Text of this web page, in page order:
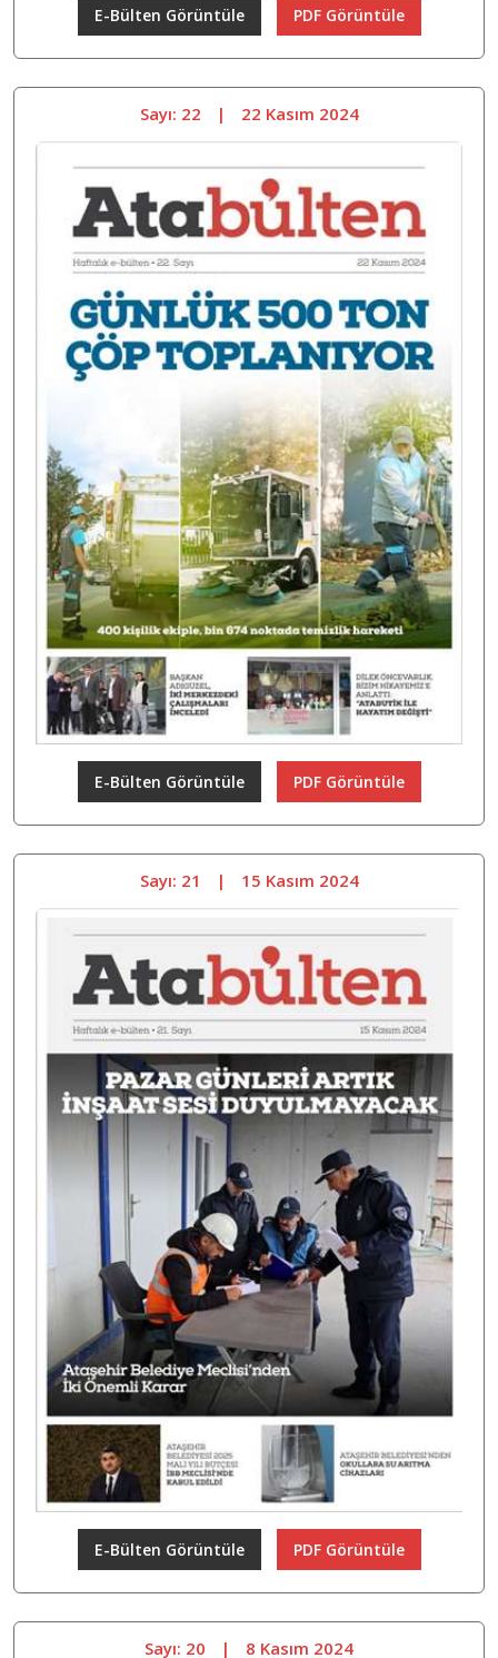
E-Bülten Görüntüle PDF Görüntüle
Sayı: 22 | 22 Kasım 2024
E-Bülten Görüntüle PDF Görüntüle
Sayı: 21 | 15 Kasım 2024
E-Bülten Görüntüle PDF Görüntüle
Sayı: 20 | 8 Kasım 2024